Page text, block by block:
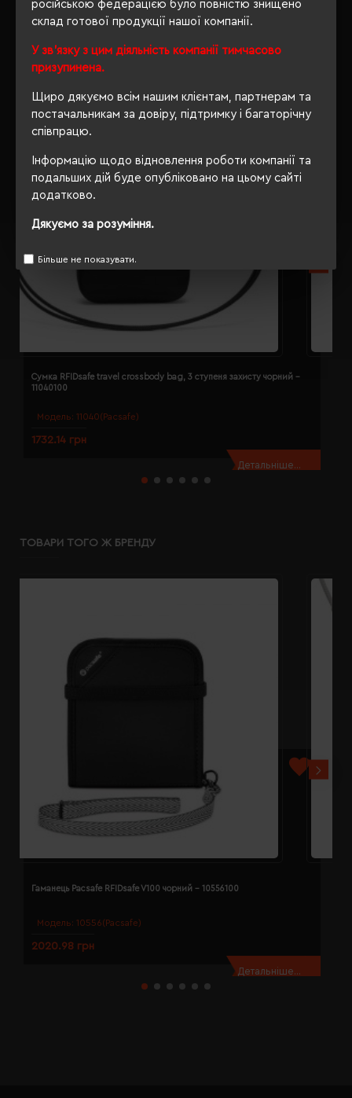
російською федерацією було повністю знищено
склад готової продукції нашої компанії.
У зв'язку з цим діяльність компанії тимчасово
призупинена.
Щиро дякуємо всім нашим клієнтам, партнерам та
постачальникам за довіру, підтримку і багаторічну
співпрацю.
Інформацію щодо відновлення роботи компанії та
подальших дій буде опубліковано на цьому сайті
додатково.
Дякуємо за розуміння.
Більше не показувати.
Модель: 11040(Pacsafe)
Сумка RFIDsafe travel crossbody bag, 3 ступеня захисту чорний -
11040100
1732.14 грн
Детальніше...
ТОВАРИ ТОГО Ж БРЕНДУ
Модель: 10556(Pacsafe)
Гаманець Pacsafe RFIDsafe V100 чорний - 10556100
2020.98 грн
Детальніше...